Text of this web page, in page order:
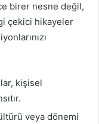
birer nesne değil,
çekici hikayeler
kişisel
veya dönemi